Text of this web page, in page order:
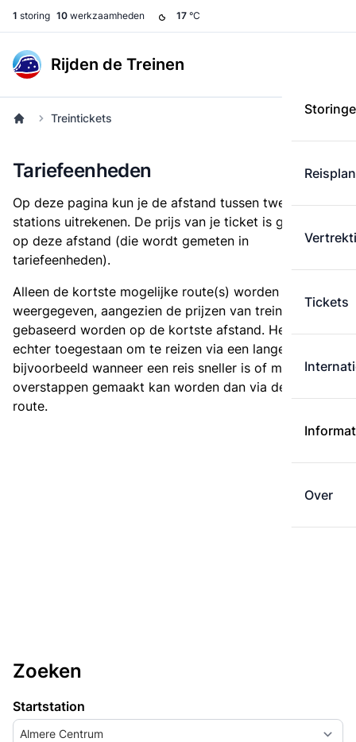
1 storing 10 werkzaamheden 17 °C
Rijden de Treinen
Tickets
Over
Treintickets
Tariefeenheden
Op deze pagina kun je de afstand tussen twee
stations uitrekenen. De prijs van je ticket is gebaseerd
op deze afstand (die wordt gemeten in
tariefeenheden).
Alleen de kortste mogelijke route(s) worden
weergegeven, aangezien de prijzen van treintickets
gebaseerd worden op de kortste afstand. Het is
echter toegestaan om te reizen via een langere route,
bijvoorbeeld wanneer een reis sneller is of met minder
overstappen gemaakt kan worden dan via de kortste
route.
Zoeken
Startstation
Almere Centrum